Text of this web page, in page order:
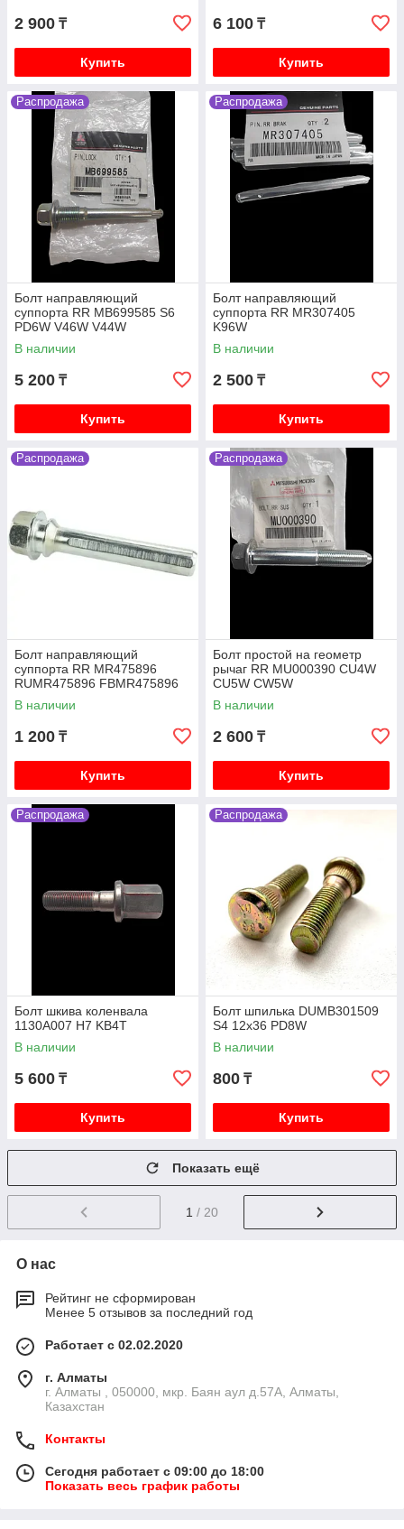
2 900 ₸
Купить
6 100 ₸
Купить
Распродажа
Болт направляющий
суппорта RR MB699585 S6
PD6W V46W V44W
В наличии
5 200 ₸
Купить
Распродажа
Болт направляющий
суппорта RR MR307405
K96W
В наличии
2 500 ₸
Купить
Распродажа
Болт направляющий
суппорта RR MR475896
RUMR475896 FBMR475896
0474-CYUPF V75W V93W
В наличии
1 200 ₸
Купить
Распродажа
Болт простой на геометр
рычаг RR MU000390 CU4W
CU5W CW5W
В наличии
2 600 ₸
Купить
Распродажа
Болт шкива коленвала
1130A007 H7 KB4T
В наличии
5 600 ₸
Купить
Распродажа
Болт шпилька DUMB301509
S4 12x36 PD8W
В наличии
800 ₸
Купить
Показать ещё
1 / 20
О нас
Рейтинг не сформирован
Менее 5 отзывов за последний год
Работает с 02.02.2020
г. Алматы
г. Алматы , 050000, мкр. Баян аул д.57А, Алматы,
Казахстан
Контакты
Сегодня работает с 09:00 до 18:00
Показать весь график работы